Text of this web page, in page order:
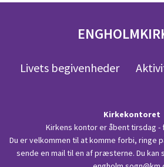
Livets begivenheder
Kirkekontoret
Kirkens kontor er åbent tirsdag -
Du er velkommen til at komme forbi, ringe
sende en mail til en af præsterne. Du kan